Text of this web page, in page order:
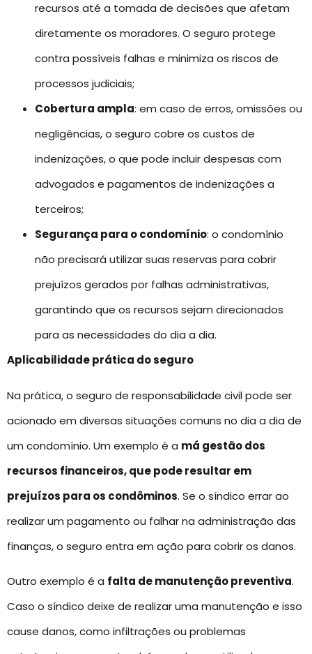
recursos até a tomada de decisões que afetam
diretamente os moradores. O seguro protege
contra possíveis falhas e minimiza os riscos de
processos judiciais;
Cobertura ampla: em caso de erros, omissões ou
negligências, o seguro cobre os custos de
indenizações, o que pode incluir despesas com
advogados e pagamentos de indenizações a
terceiros;
Segurança para o condomínio: o condomínio
não precisará utilizar suas reservas para cobrir
prejuízos gerados por falhas administrativas,
garantindo que os recursos sejam direcionados
para as necessidades do dia a dia.
Aplicabilidade prática do seguro
Na prática, o seguro de responsabilidade civil pode ser
acionado em diversas situações comuns no dia a dia de
um condomínio. Um exemplo é a má gestão dos
recursos financeiros, que pode resultar em
prejuízos para os condôminos. Se o síndico errar ao
realizar um pagamento ou falhar na administração das
finanças, o seguro entra em ação para cobrir os danos.
Outro exemplo é a falta de manutenção preventiva.
Caso o síndico deixe de realizar uma manutenção e isso
cause danos, como infiltrações ou problemas